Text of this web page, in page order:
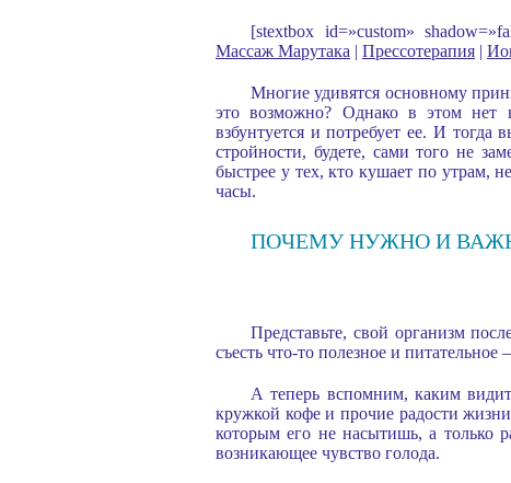
[stextbox id=»custom»
Массаж Марутака | Прессотерапия |
Многие удивятся основному
это возможно? Однако в этом нет
взбунтуется и потребует ее. И тогда
стройности, будете, сами того не
быстрее у тех, кто кушает по утрам,
часы.
ПОЧЕМУ НУЖНО И
Представьте, свой организм
съесть что-то полезное и
А теперь вспомним, каким
кружкой кофе и прочие радости
которым его не насытишь, а только
возникающее чувство голода.